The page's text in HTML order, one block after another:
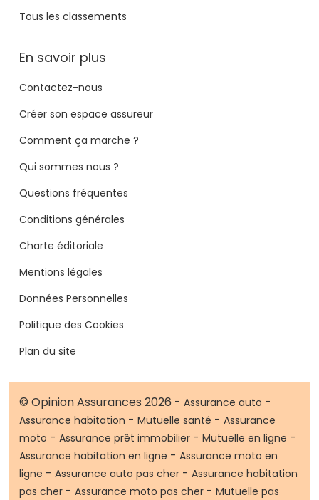
Tous les classements
En savoir plus
Contactez-nous
Créer son espace assureur
Comment ça marche ?
Qui sommes nous ?
Questions fréquentes
Conditions générales
Charte éditoriale
Mentions légales
Données Personnelles
Politique des Cookies
Plan du site
© Opinion Assurances 2026 - Assurance auto -
Assurance habitation - Mutuelle santé - Assurance
moto - Assurance prêt immobilier - Mutuelle en ligne -
Assurance habitation en ligne - Assurance moto en
ligne - Assurance auto pas cher - Assurance habitation
pas cher - Assurance moto pas cher - Mutuelle pas